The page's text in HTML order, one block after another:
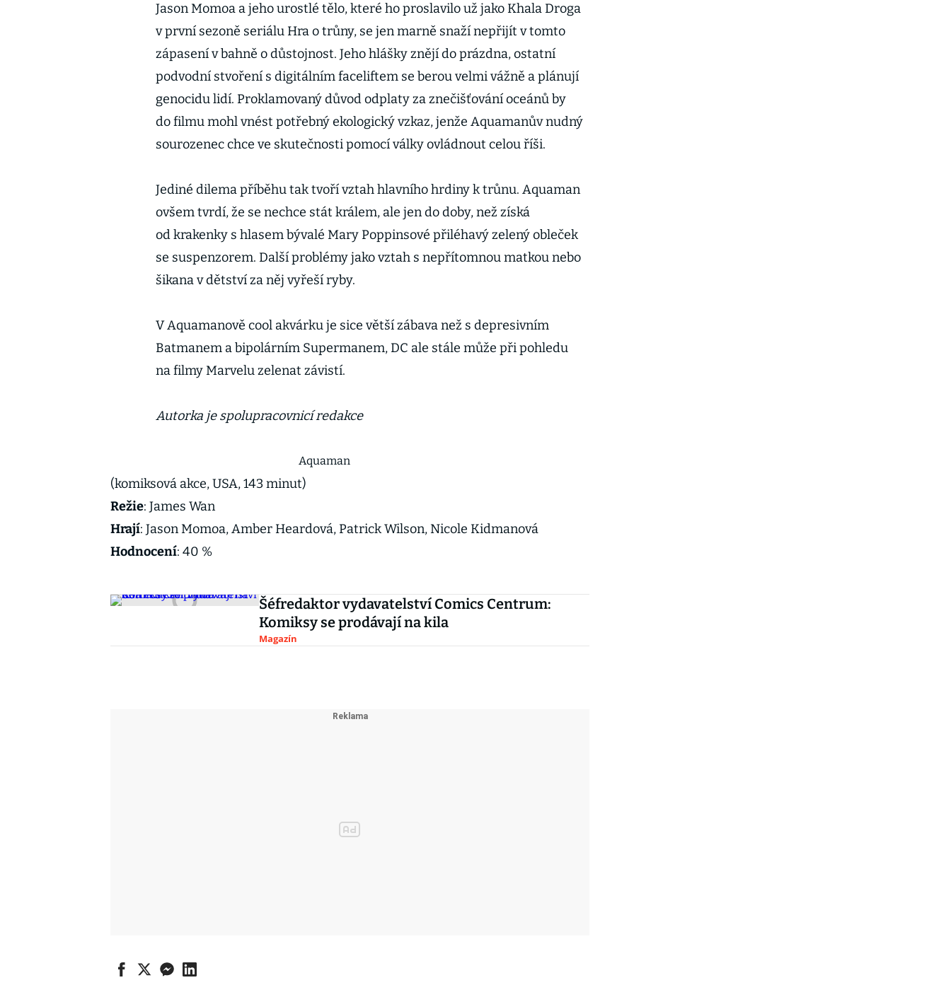
Jason Momoa a jeho urostlé tělo, které ho proslavilo už jako Khala Droga
v první sezoně seriálu Hra o trůny, se jen marně snaží nepřijít v tomto
zápasení v bahně o důstojnost. Jeho hlášky znějí do prázdna, ostatní
podvodní stvoření s digitálním faceliftem se berou velmi vážně a plánují
genocidu lidí. Proklamovaný důvod odplaty za znečišťování oceánů by
do filmu mohl vnést potřebný ekologický vzkaz, jenže Aquamanův nudný
sourozenec chce ve skutečnosti pomocí války ovládnout celou říši.
Jediné dilema příběhu tak tvoří vztah hlavního hrdiny k trůnu. Aquaman
ovšem tvrdí, že se nechce stát králem, ale jen do doby, než získá
od krakenky s hlasem bývalé Mary Poppinsové přiléhavý zelený obleček
se suspenzorem. Další problémy jako vztah s nepřítomnou matkou nebo
šikana v dětství za něj vyřeší ryby.
V Aquamanově cool akvárku je sice větší zábava než s depresivním
Batmanem a bipolárním Supermanem, DC ale stále může při pohledu
na filmy Marvelu zelenat závistí.
Autorka je spolupracovnicí redakce
Aquaman
(komiksová akce, USA, 143 minut)
Režie: James Wan
Hrají: Jason Momoa, Amber Heardová, Patrick Wilson, Nicole Kidmanová
Hodnocení: 40 %
Šéfredaktor vydavatelství Comics Centrum:
Komiksy se prodávají na kila
Magazín